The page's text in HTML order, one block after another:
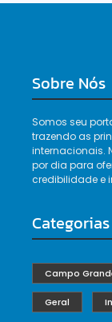
Sobre Nós
Somos seu
trazendo as
internacionais.
por dia para
credibilidade e
Categorias
Campo
Geral